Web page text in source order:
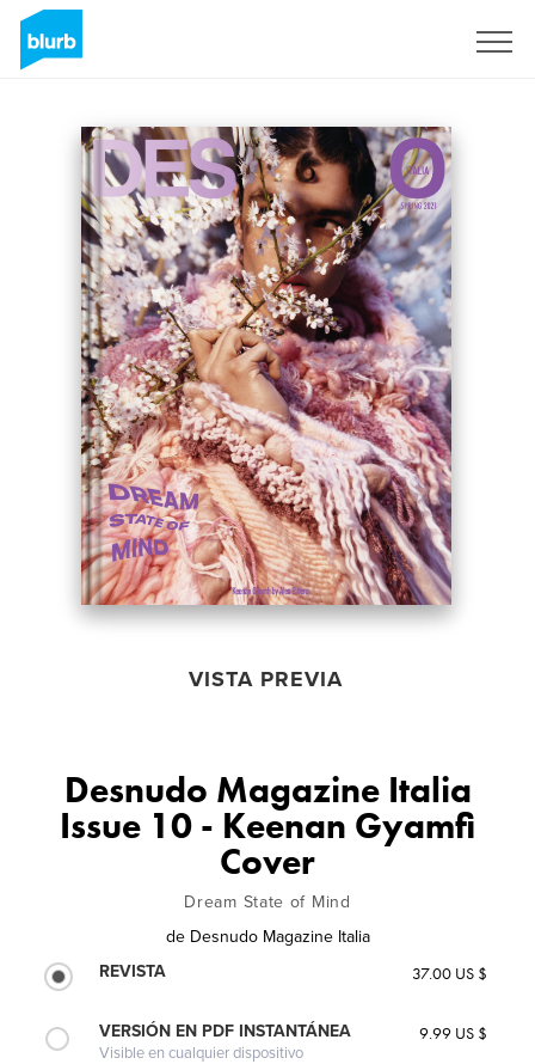
VISTA PREVIA
Desnudo Magazine Italia
Issue 10 - Keenan Gyamfi
Cover
Dream State of Mind
de Desnudo Magazine Italia
REVISTA
37.00 US $
VERSIÓN EN PDF INSTANTÁNEA
Visible en cualquier dispositivo
9.99 US $